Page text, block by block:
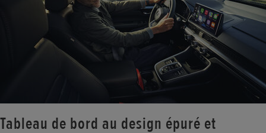
Tableau de bord au design épuré et